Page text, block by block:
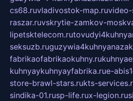
cs68.ruvladivostok-map.ruvideo-
raszar.ruvskrytie-zamkov-
lipetsktelecom.ru
seksuzb.ru
fabrikaofabrikaokuhny.ru
kuhnyaykuhnyayfabrika.rue-
store-brawl-stars.rukts-
sindika-01.rusp-life.rux-legion.ru